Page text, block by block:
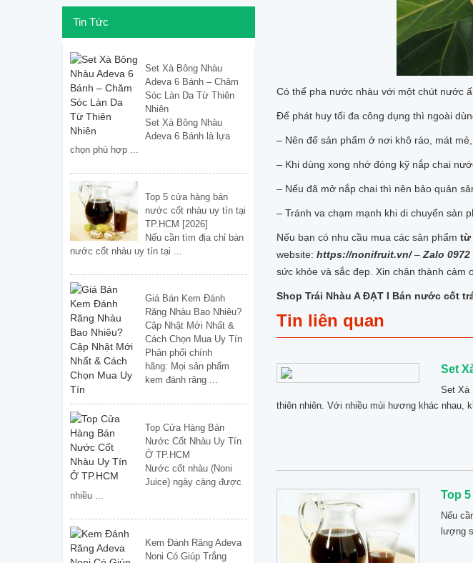
Tin Tức
Set Xà Bông Nhàu
Adeva 6 Bánh – Chăm
Sóc Làn Da Từ Thiên
Nhiên
Set Xà Bông Nhàu
Adeva 6 Bánh là lựa
chọn phù hợp ...
Top 5 cửa hàng bán
nước cốt nhàu uy tín tại
TP.HCM [2026]
Nếu cần tìm địa chỉ bán
nước cốt nhàu uy tín tại ...
Giá Bán Kem Đánh
Răng Nhàu Bao Nhiêu?
Cập Nhật Mới Nhất &
Cách Chọn Mua Uy Tín
Phân phối chính
hãng: Mọi sản phẩm
kem đánh răng ...
Top Cửa Hàng Bán
Nước Cốt Nhàu Uy Tín
Ở TP.HCM
Nước cốt nhàu (Noni
Juice) ngày càng được
nhiều ...
Kem Đánh Răng Adeva
Noni Có Giúp Trắng
Có thể pha nước nhàu với một chút nước
Để phát huy tối đa công dụng thì ngoài
– Nên để sản phẩm ở nơi khô ráo, mát
– Khi dùng xong nhớ đóng kỹ nắp chai
– Nếu đã mở nắp chai thì nên bảo quản
– Tránh va chạm mạnh khi di chuyển sản
Nếu bạn có nhu cầu mua các sản phẩm từ
website: https://nonifruit.vn/– Zalo 0972
sức khỏe và sắc đẹp. Xin chân thành cảm
Shop Trái Nhàu A ĐẠT I Bán nước cốt
Tin liên quan
Set
Set Xà
thiên nhiên. Với nhiều mùi hương khác nhau,
Top
Nếu
lượng